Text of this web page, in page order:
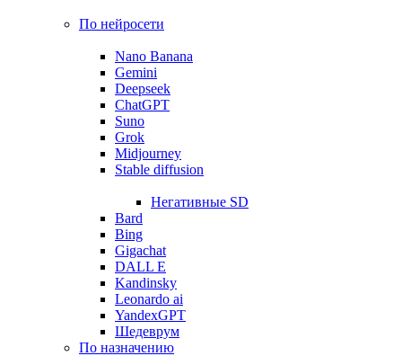
По нейросети
Nano Banana
Gemini
Deepseek
ChatGPT
Suno
Grok
Midjourney
Stable diffusion
Негативные SD
Bard
Bing
Gigachat
DALL E
Kandinsky
Leonardo ai
YandexGPT
Шедеврум
По назначению